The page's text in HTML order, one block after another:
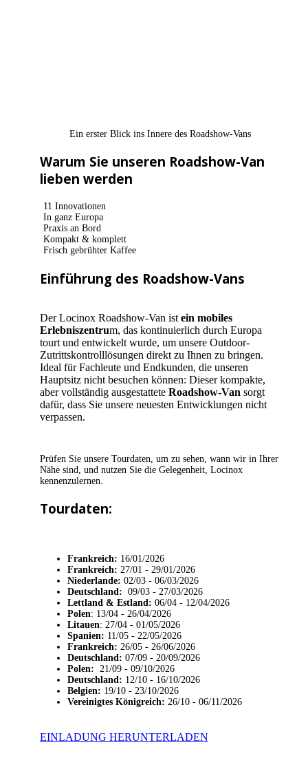
Ein erster Blick ins Innere des Roadshow-Vans
Warum Sie unseren Roadshow-Van
lieben werden
11 Innovationen
In ganz Europa
Praxis an Bord
Kompakt & komplett
Frisch gebrühter Kaffee
Einführung des Roadshow-Vans
Der Locinox Roadshow-Van ist ein mobiles
Erlebniszentrum, das kontinuierlich durch Europa
tourt und entwickelt wurde, um unsere Outdoor-
Zutrittskontrolllösungen direkt zu Ihnen zu bringen.
Ideal für Fachleute und Endkunden, die unseren
Hauptsitz nicht besuchen können: Dieser kompakte,
aber vollständig ausgestattete Roadshow-Van sorgt
dafür, dass Sie unsere neuesten Entwicklungen nicht
verpassen.
Prüfen Sie unsere Tourdaten, um zu sehen, wann wir in Ihrer
Nähe sind, und nutzen Sie die Gelegenheit, Locinox
kennenzulernen.
Tourdaten:
Frankreich: 16/01/2026
Frankreich: 27/01 - 29/01/2026
Niederlande: 02/03 - 06/03/2026
Deutschland: 09/03 - 27/03/2026
Lettland & Estland: 06/04 - 12/04/2026
Polen: 13/04 - 26/04/2026
Litauen: 27/04 - 01/05/2026
Spanien: 11/05 - 22/05/2026
Frankreich: 26/05 - 26/06/2026
Deutschland: 07/09 - 20/09/2026
Polen: 21/09 - 09/10/2026
Deutschland: 12/10 - 16/10/2026
Belgien: 19/10 - 23/10/2026
Vereinigtes Königreich: 26/10 - 06/11/2026
EINLADUNG HERUNTERLADEN